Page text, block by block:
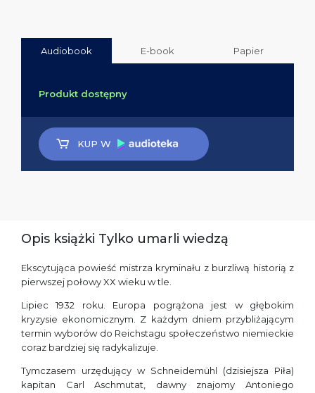
Audiobook E-book Papier
Produkt dostępny
KUP W
Opis książki Tylko umarli wiedzą
Ekscytująca powieść mistrza kryminału z burzliwą historią z
pierwszej połowy XX wieku w tle.
Lipiec 1932 roku. Europa pogrążona jest w głębokim
kryzysie ekonomicznym. Z każdym dniem przybliżającym
termin wyborów do Reichstagu społeczeństwo niemieckie
coraz bardziej się radykalizuje.
Tymczasem urzędujący w Schneidemühl (dzisiejsza Piła)
kapitan Carl Aschmutat, dawny znajomy Antoniego